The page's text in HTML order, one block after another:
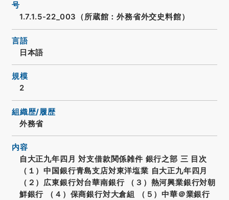
号
1.7.1.5-22_003（所蔵館：外務省外交史料館）
言語
日本語
規模
2
組織歴/履歴
外務省
内容
自大正九年四月 対支借款関係雑件 銀行之部 三 目次
（１）中国銀行青島支店対東洋塩業 自大正九年四月
（２）広東銀行対台華南銀行 （３）熱河興業銀行対朝
鮮銀行 （４）保商銀行対大倉組 （５）中華＠業銀行